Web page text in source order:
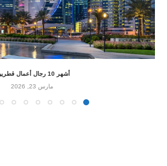
أشهر 10 رجال أعمال قطريين
مارس 23, 2026